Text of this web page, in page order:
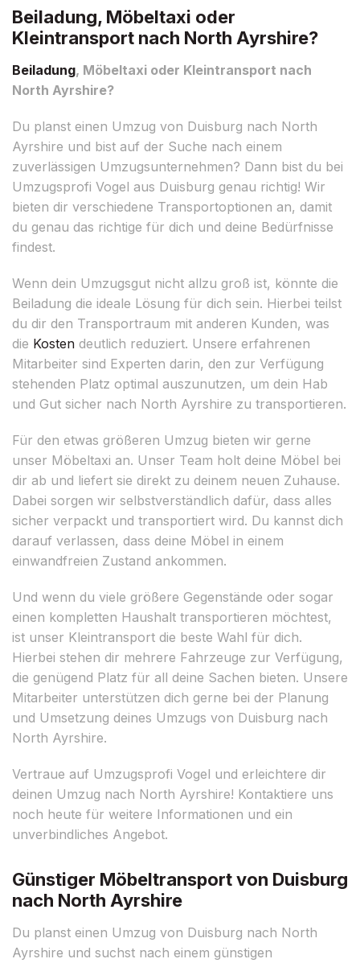
Beiladung, Möbeltaxi oder
Kleintransport nach North Ayrshire?
Beiladung, Möbeltaxi oder Kleintransport nach
North Ayrshire?
Du planst einen Umzug von Duisburg nach North
Ayrshire und bist auf der Suche nach einem
zuverlässigen Umzugsunternehmen? Dann bist du bei
Umzugsprofi Vogel aus Duisburg genau richtig! Wir
bieten dir verschiedene Transportoptionen an, damit
du genau das richtige für dich und deine Bedürfnisse
findest.
Wenn dein Umzugsgut nicht allzu groß ist, könnte die
Beiladung die ideale Lösung für dich sein. Hierbei teilst
du dir den Transportraum mit anderen Kunden, was
die Kosten deutlich reduziert. Unsere erfahrenen
Mitarbeiter sind Experten darin, den zur Verfügung
stehenden Platz optimal auszunutzen, um dein Hab
und Gut sicher nach North Ayrshire zu transportieren.
Für den etwas größeren Umzug bieten wir gerne
unser Möbeltaxi an. Unser Team holt deine Möbel bei
dir ab und liefert sie direkt zu deinem neuen Zuhause.
Dabei sorgen wir selbstverständlich dafür, dass alles
sicher verpackt und transportiert wird. Du kannst dich
darauf verlassen, dass deine Möbel in einem
einwandfreien Zustand ankommen.
Und wenn du viele größere Gegenstände oder sogar
einen kompletten Haushalt transportieren möchtest,
ist unser Kleintransport die beste Wahl für dich.
Hierbei stehen dir mehrere Fahrzeuge zur Verfügung,
die genügend Platz für all deine Sachen bieten. Unsere
Mitarbeiter unterstützen dich gerne bei der Planung
und Umsetzung deines Umzugs von Duisburg nach
North Ayrshire.
Vertraue auf Umzugsprofi Vogel und erleichtere dir
deinen Umzug nach North Ayrshire! Kontaktiere uns
noch heute für weitere Informationen und ein
unverbindliches Angebot.
Günstiger Möbeltransport von Duisburg
nach North Ayrshire
Du planst einen Umzug von Duisburg nach North
Ayrshire und suchst nach einem günstigen